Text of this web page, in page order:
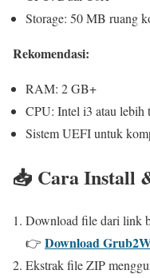
Storage: 50 MB ruang
Rekomendasi:
RAM: 2 GB+
CPU: Intel i3 atau lebih
Sistem UEFI untuk
📥 Cara Install
Download file dari link
👉 Download
Ekstrak file ZIP